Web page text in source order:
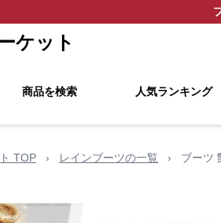
ケット
商品を検索 人気ランキング
TOP › レインブーツの一覧 › ブーツ